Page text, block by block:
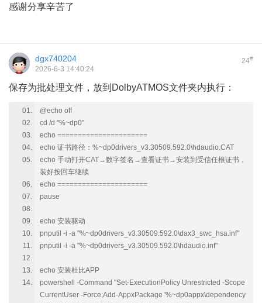
感谢分享辛苦了
24#
dgx740204
2026-6-3 14:40:24
保存为批处理文件，放到DolbyATMOS文件夹内执行：
@echo off
cd /d "%~dp0"
echo ======================
echo 证书路径：%~dp0drivers_v3.30509.592.0\hdaudio.CAT
echo 手动打开CAT→数字签名→查看证书→安装到受信任根证书，
装好按回车继续
echo ======================
pause
echo 安装驱动
pnputil -i -a "%~dp0drivers_v3.30509.592.0\dax3_swc_hsa.inf"
pnputil -i -a "%~dp0drivers_v3.30509.592.0\hdaudio.inf"
echo 安装杜比APP
powershell -Command "Set-ExecutionPolicy Unrestricted -Scope
CurrentUser -Force;Add-AppxPackage '%~dp0appx\dependency